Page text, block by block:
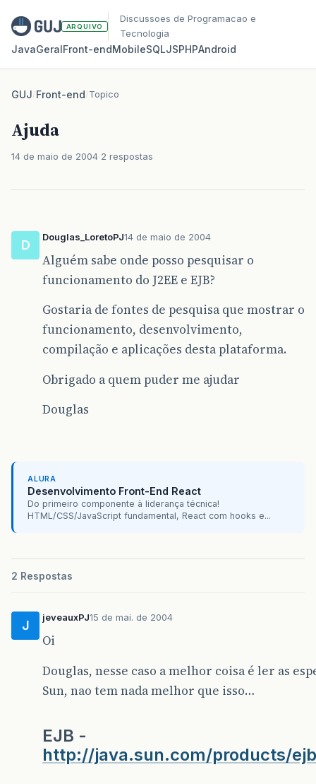
ARQUIVO
Discussoes de Programacao e
Tecnologia
JavaGeralFront‑endMobileSQLJSPHPAndroid
GUJ/Front-end/Topico
Ajuda
14 de maio de 2004 2 respostas
D
Douglas_LoretoPJ14 de maio de 2004
Alguém sabe onde posso pesquisar o
funcionamento do J2EE e EJB?
Gostaria de fontes de pesquisa que mostrar o
funcionamento, desenvolvimento,
compilação e aplicações desta plataforma.
Obrigado a quem puder me ajudar
Douglas
ALURA
Desenvolvimento Front-End React
Do primeiro componente à liderança técnica!
HTML/CSS/JavaScript fundamental, React com hooks e...
2 Respostas
J
jeveauxPJ15 de mai. de 2004
Oi
Douglas, nesse caso a melhor coisa é ler as
Sun, nao tem nada melhor que isso…
EJB -
http://java.sun.com/products/